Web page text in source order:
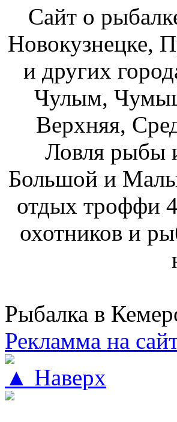
Сайт о
Новокузнецке,
и других
Чулым,
Верхняя,
Ловля рыбы
Большой и
отдых троффи
охотников и
Рыбалка в
Рекламма на
▲ Наверх